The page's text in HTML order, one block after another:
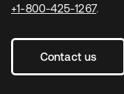
+1-800-425-1267.
Contact us